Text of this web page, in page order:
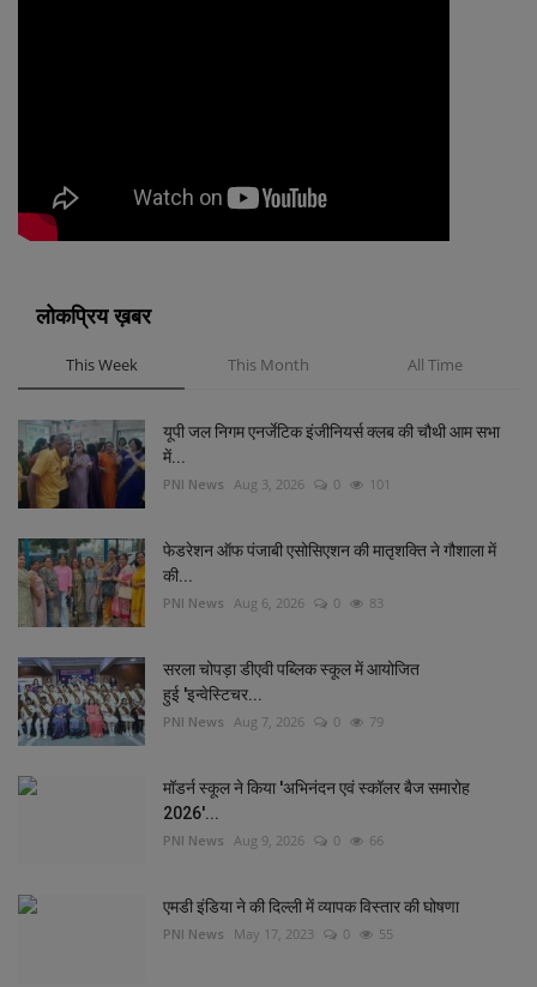
लोकप्रिय ख़बर
This Week This Month All Time
यूपी जल निगम एनर्जेटिक इंजीनियर्स क्लब की चौथी आम सभा
में...
PNI News Aug 3, 2026 0 101
फेडरेशन ऑफ पंजाबी एसोसिएशन की मातृशक्ति ने गौशाला में
की...
PNI News Aug 6, 2026 0 83
सरला चोपड़ा डीएवी पब्लिक स्कूल में आयोजित
हुई 'इन्वेस्टिचर...
PNI News Aug 7, 2026 0 79
मॉडर्न स्कूल ने किया 'अभिनंदन एवं स्कॉलर बैज समारोह
2026'...
PNI News Aug 9, 2026 0 66
एमडी इंडिया ने की दिल्‍ली में व्‍यापक विस्‍तार की घोषणा
PNI News May 17, 2023 0 55